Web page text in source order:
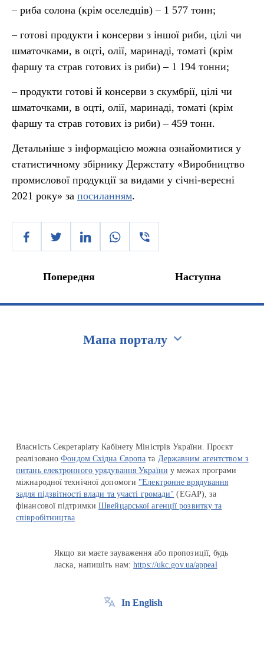
– риба солона (крім оселедців) – 1 577 тонн;
– готові продукти і консерви з іншої риби, цілі чи
шматочками, в оцті, олії, маринаді, томаті (крім
фаршу та страв готових із риби) – 1 194 тонни;
– продукти готові й консерви з скумбрії, цілі чи
шматочками, в оцті, олії, маринаді, томаті (крім
фаршу та страв готових із риби) – 459 тонн.
Детальніше з інформацією можна ознайомитися у
статистичному збірнику Держстату «Виробництво
промислової продукції за видами у січні-вересні
2021 року» за посиланням.
Попередня Наступна
Мапа порталу
Власність Секретаріату Кабінету Міністрів України. Проєкт
реалізованоФондом Східна Європа та Державним агентством з
питань електронного урядування України у межах програми
міжнародної технічної допомоги "Електронне врядування
задля підзвітності влади та участі громади" (EGAP), за
фінансової підтримкиШвейцарської агенції розвитку та
співробітництва
Якщо ви маєте зауваження або пропозиції, будь
ласка, напишіть нам:https://ukc.gov.ua/appeal
In English